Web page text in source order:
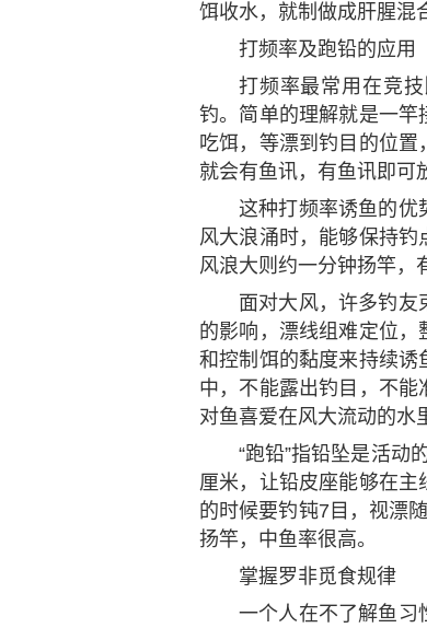
饵收水，就制做成肝腥混
打频率及跑铅的应用
打频率最常用在竞
钓。简单的理解就是一竿
吃饵，等漂到钓目的位
就会有鱼讯，有鱼讯即可
这种打频率诱鱼的优
风大浪涌时，能够保持钓
风浪大则约一分钟扬竿，
面对大风，许多钓友
的影响，漂线组难定位
和控制饵的黏度来持续诱
中，不能露出钓目，不
对鱼喜爱在风大流动的水
“跑铅”指铅坠是活动
厘米，让铅皮座能够在
的时候要钓钝7目，视漂
扬竿，中鱼率很高。
掌握罗非觅食规律
一个人在不了解鱼习